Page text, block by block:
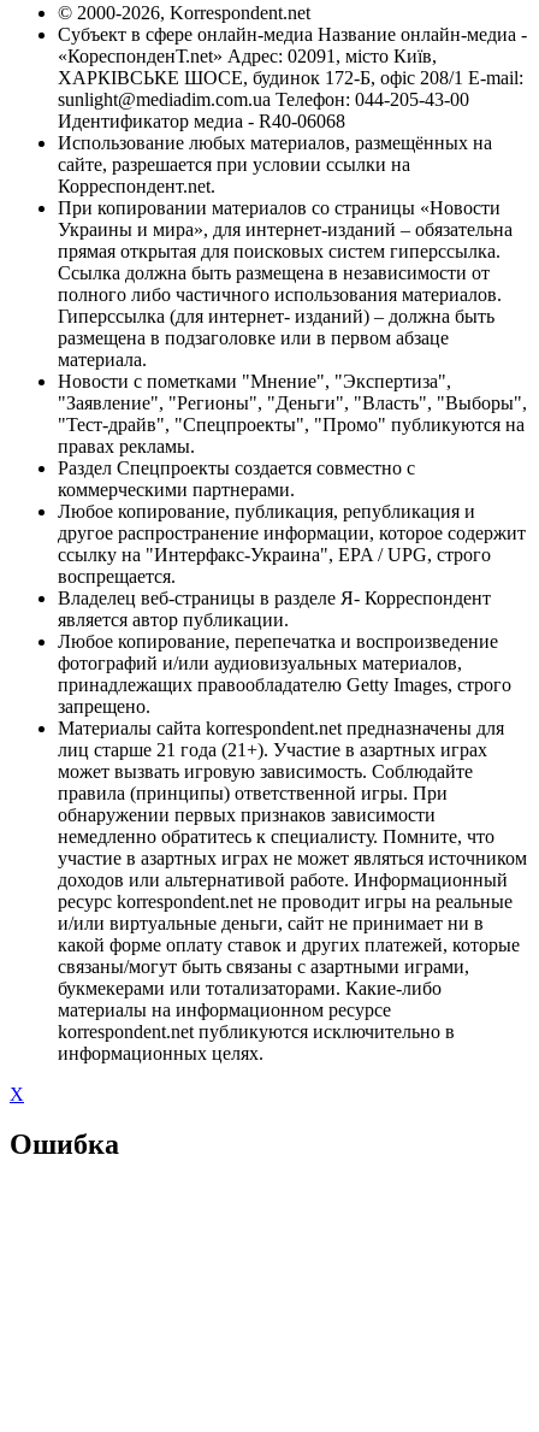
© 2000-2026, Korrespondent.net
Субъект в сфере онлайн-медиа Название онлайн-медиа -
«КореспонденТ.net» Адрес: 02091, місто Київ,
ХАРКІВСЬКЕ ШОСЕ, будинок 172-Б, офіс 208/1 E-mail:
sunlight@mediadim.com.ua Телефон: 044-205-43-00
Идентификатор медиа - R40-06068
Использование любых материалов, размещённых на
сайте, разрешается при условии ссылки на
Корреспондент.net.
При копировании материалов со страницы «Новости
Украины и мира», для интернет-изданий – обязательна
прямая открытая для поисковых систем гиперссылка.
Ссылка должна быть размещена в независимости от
полного либо частичного использования материалов.
Гиперссылка (для интернет- изданий) – должна быть
размещена в подзаголовке или в первом абзаце
материала.
Новости с пометками "Мнение", "Экспертиза",
"Заявление", "Регионы", "Деньги", "Власть", "Выборы",
"Тест-драйв", "Спецпроекты", "Промо" публикуются на
правах рекламы.
Раздел Спецпроекты создается совместно с
коммерческими партнерами.
Любое копирование, публикация, републикация и
другое распространение информации, которое содержит
ссылку на "Интерфакс-Украина", EPA / UPG, строго
воспрещается.
Владелец веб-страницы в разделе Я- Корреспондент
является автор публикации.
Любое копирование, перепечатка и воспроизведение
фотографий и/или аудиовизуальных материалов,
принадлежащих правообладателю Getty Images, строго
запрещено.
Материалы сайта korrespondent.net предназначены для
лиц старше 21 года (21+). Участие в азартных играх
может вызвать игровую зависимость. Соблюдайте
правила (принципы) ответственной игры. При
обнаружении первых признаков зависимости
немедленно обратитесь к специалисту. Помните, что
участие в азартных играх не может являться источником
доходов или альтернативой работе. Информационный
ресурс korrespondent.net не проводит игры на реальные
и/или виртуальные деньги, сайт не принимает ни в
какой форме оплату ставок и других платежей, которые
связаны/могут быть связаны с азартными играми,
букмекерами или тотализаторами. Какие-либо
материалы на информационном ресурсе
korrespondent.net публикуются исключительно в
информационных целях.
X
Ошибка